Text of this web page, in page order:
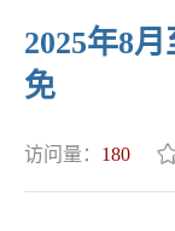
2025年8
免
访问量： 180